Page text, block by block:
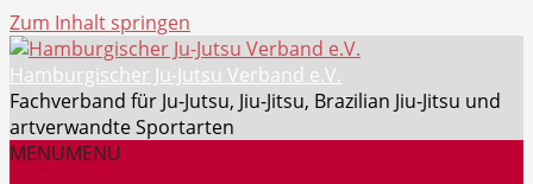
Zum Inhalt springen
Hamburgischer Ju-Jutsu Verband e.V.
Fachverband für Ju-Jutsu, Jiu-Jitsu, Brazilian Jiu-Jitsu und
artverwandte Sportarten
MENUMENU